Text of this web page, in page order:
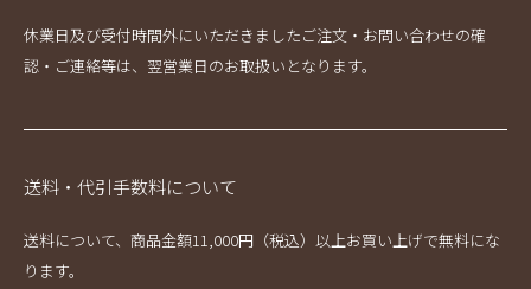
休業日及び受付時間外にいただきましたご注文・お問い合わせの確
認・ご連絡等は、翌営業日のお取扱いとなります。
送料・代引手数料について
送料について、商品金額11,000円（税込）以上お買い上げで無料にな
ります。